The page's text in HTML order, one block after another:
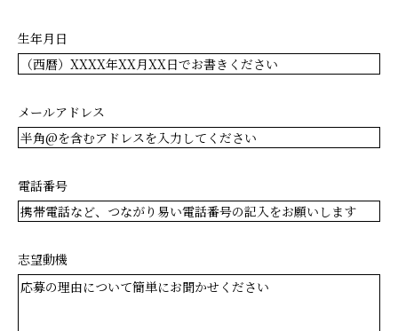
生年月日
メールアドレス
電話番号
志望動機